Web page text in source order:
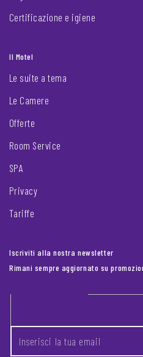
Certificazione e igiene
Il Motel
Le suite a tema
Le Camere
Offerte
Room Service
SPA
Privacy
Tariffe
Iscriviti alla nostra newsletter
Rimani sempre aggiornato su
Footer newsletter